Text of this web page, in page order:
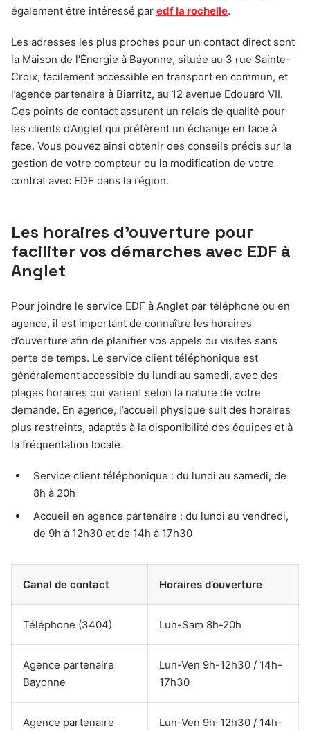
également être intéressé par edf la rochelle.
Les adresses les plus proches pour un contact direct sont
la Maison de l’Énergie à Bayonne, située au 3 rue Sainte-
Croix, facilement accessible en transport en commun, et
l’agence partenaire à Biarritz, au 12 avenue Edouard VII.
Ces points de contact assurent un relais de qualité pour
les clients d’Anglet qui préfèrent un échange en face à
face. Vous pouvez ainsi obtenir des conseils précis sur la
gestion de votre compteur ou la modification de votre
contrat avec EDF dans la région.
Les horaires d’ouverture pour
faciliter vos démarches avec EDF à
Anglet
Pour joindre le service EDF à Anglet par téléphone ou en
agence, il est important de connaître les horaires
d’ouverture afin de planifier vos appels ou visites sans
perte de temps. Le service client téléphonique est
généralement accessible du lundi au samedi, avec des
plages horaires qui varient selon la nature de votre
demande. En agence, l’accueil physique suit des horaires
plus restreints, adaptés à la disponibilité des équipes et à
la fréquentation locale.
Service client téléphonique : du lundi au samedi, de
8h à 20h
Accueil en agence partenaire : du lundi au vendredi,
de 9h à 12h30 et de 14h à 17h30
Canal de contact Horaires d’ouverture
Téléphone (3404) Lun-Sam 8h-20h
Agence partenaire
Bayonne
Lun-Ven 9h-12h30 / 14h-
17h30
Agence partenaire
Lun-Ven 9h-12h30 / 14h-